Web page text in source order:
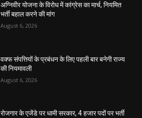
अग्निवीर योजना के विरोध में कांग्रेस का मार्च, नियमित
भर्ती बहाल करने की मांग
August 6, 2026
वक्फ संपत्तियों के प्रबंधन के लिए पहली बार बनेगी राज्य
की नियमावली
August 6, 2026
रोजगार के एजेंडे पर धामी सरकार, 4 हजार पदों पर भर्ती